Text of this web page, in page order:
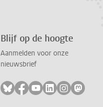
Blijf op de hoogte
Aanmelden voor onze
nieuwsbrief
Volg ons op bluesky
Volg ons op facebook
Volg ons op
Volg ons op
Volg ons
Volg